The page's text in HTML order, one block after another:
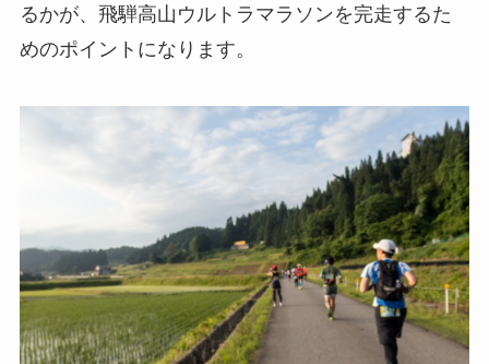
るかが、飛騨高山ウルトラマラソンを完走するた
めのポイントになります。